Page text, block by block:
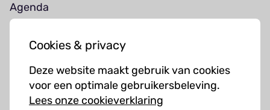
Cookies & privacy
Deze website maakt gebruik van cookies
voor een optimale gebruikersbeleving.
Lees onze cookieverklaring
Agenda
Muziekcursussen
Kunst cursussen